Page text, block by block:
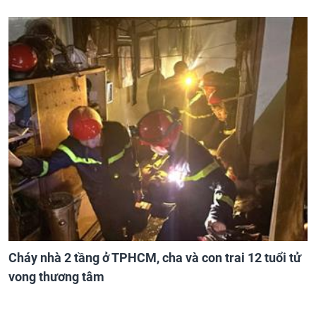
Cháy nhà 2 tầng ở TPHCM, cha và con trai 12 tuổi tử
vong thương tâm